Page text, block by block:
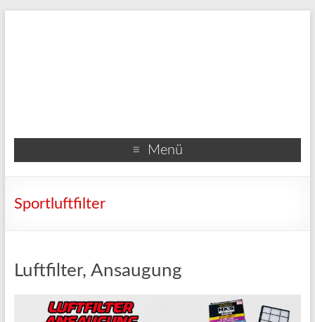
Menü
Sportluftfilter
Luftfilter, Ansaugung